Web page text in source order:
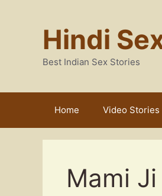
Hindi
Best Indian Sex Stories
Home Video Stories
Mami